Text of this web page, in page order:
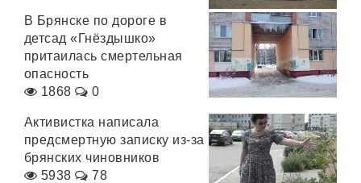
В Брянске по дороге в
детсад «Гнёздышко»
притаилась смертельная
опасность
1868
0
Активистка написала
предсмертную записку из-за
брянских чиновников
5938
78